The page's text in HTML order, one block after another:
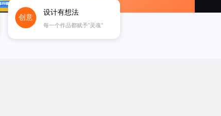
创意
设计有想法
每一个作品都赋予"灵魂"